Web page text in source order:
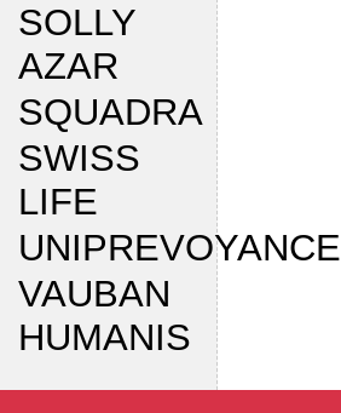
SOLLY
AZAR
SQUADRA
SWISS
LIFE
UNIPREVOYANCE
VAUBAN
HUMANIS